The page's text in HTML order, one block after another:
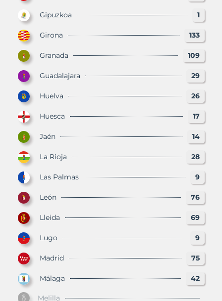
Gipuzkoa 1
Girona 133
Granada 109
Guadalajara 29
Huelva 26
Huesca 17
Jaén 14
La Rioja 28
Las Palmas 9
León 76
Lleida 69
Lugo 9
Madrid 75
Málaga 42
Melilla